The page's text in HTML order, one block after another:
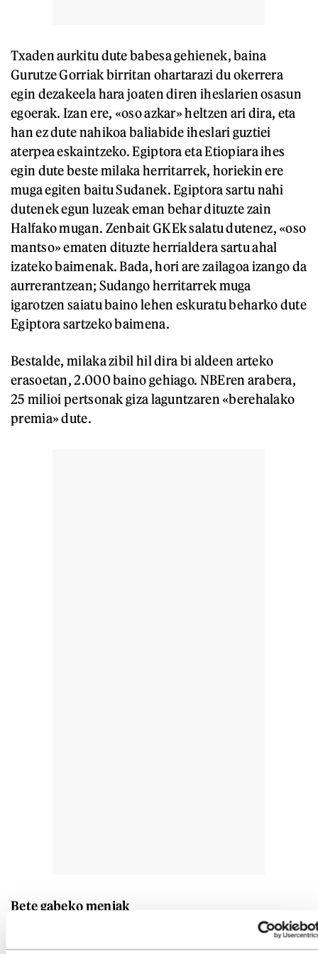
Txaden aurkitu dute babesa gehienek, baina
Gurutze Gorriak birritan ohartarazi du okerrera
egin dezakeela hara joaten diren iheslarien osasun
egoerak. Izan ere, «oso azkar» heltzen ari dira, eta
han ez dute nahikoa baliabide iheslari guztiei
aterpea eskaintzeko. Egiptora eta Etiopiara ihes
egin dute beste milaka herritarrek, horiekin ere
muga egiten baitu Sudanek. Egiptora sartu nahi
dutenek egun luzeak eman behar dituzte zain
Halfako mugan. Zenbait GKEk salatu dutenez, «oso
mantso» ematen dituzte herrialdera sartu ahal
izateko baimenak. Bada, hori are zailagoa izango da
aurrerantzean; Sudango herritarrek muga
igarotzen saiatu baino lehen eskuratu beharko dute
Egiptora sartzeko baimena.
Bestalde, milaka zibil hil dira bi aldeen arteko
erasoetan, 2.000 baino gehiago. NBEren arabera,
25 milioi pertsonak giza laguntzaren «berehalako
premia» dute.
Bete gabeko meniak